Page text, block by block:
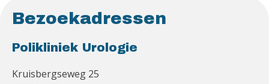
Bezoekadressen
Polikliniek Urologie
Kruisbergseweg 25